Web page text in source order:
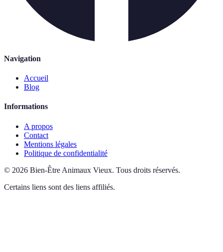
Navigation
Accueil
Blog
Informations
A propos
Contact
Mentions légales
Politique de confidentialité
© 2026 Bien-Être Animaux Vieux. Tous droits réservés.
Certains liens sont des liens affiliés.